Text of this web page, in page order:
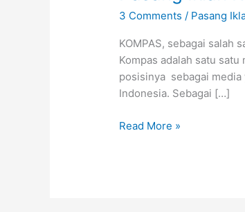
3 Comments / Pasang
KOMPAS, sebagai salah
Kompas adalah satu
posisinya sebagai media
Indonesia. Sebagai […]
Read More »